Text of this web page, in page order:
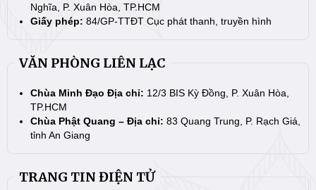
Nghĩa, P. Xuân Hòa, TP.HCM
Giấy phép: 84/GP-TTĐT Cục phát thanh, truyền hình
VĂN PHÒNG LIÊN LẠC
Chùa Minh Đạo Địa chỉ: 12/3 BIS Kỳ Đồng, P. Xuân Hòa,
TP.HCM
Chùa Phật Quang – Địa chỉ: 83 Quang Trung, P. Rạch Giá,
tỉnh An Giang
TRANG TIN ĐIỆN TỬ